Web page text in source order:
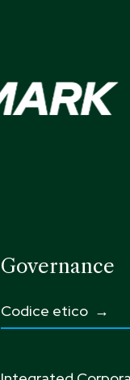
Governance
Codice etico →